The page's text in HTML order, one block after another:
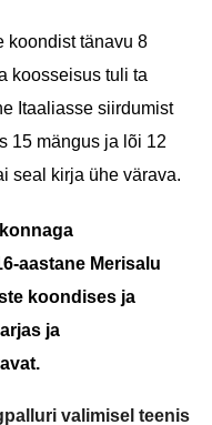
koondist tänavu 8
koosseisus tuli ta
Itaaliasse siirdumist
15 mängus ja lõi 12
seal kirja ühe värava.
aastane Merisalu
koondises ja
ja
valimisel teenis